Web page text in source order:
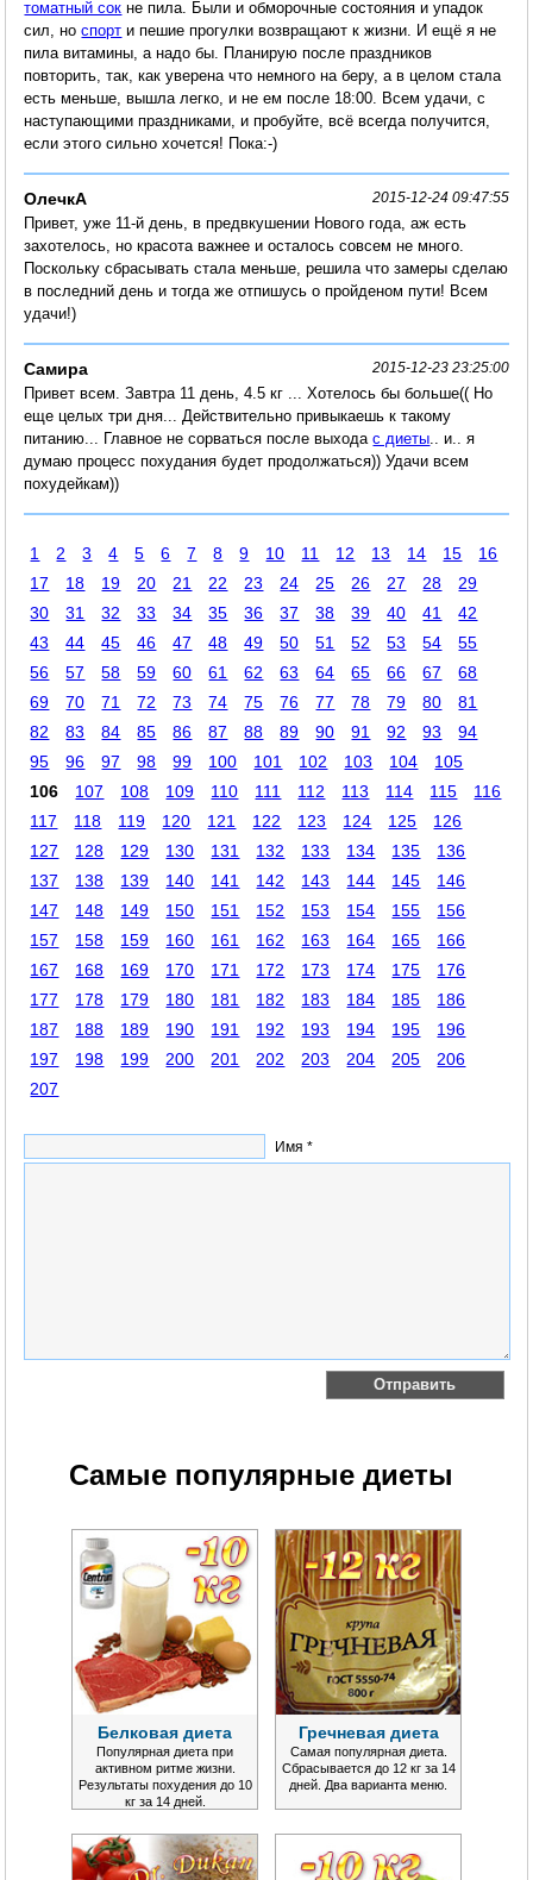
томатный сок не пила. Были и обморочные состояния и упадок
сил, носпорт и пешие прогулки возвращают к жизни. И ещё я не
пила витамины, а надо бы. Планирую после праздников
повторить, так, как уверена что немного на беру, а в целом стала
есть меньше, вышла легко, и не ем после 18:00. Всем удачи, с
наступающими праздниками, и пробуйте, всё всегда получится,
если этого сильно хочется! Пока:-)
ОлечкА 2015-12-24 09:47:55
Привет, уже 11-й день, в предвкушении Нового года, аж есть
захотелось, но красота важнее и осталось совсем не много.
Поскольку сбрасывать стала меньше, решила что замеры сделаю
в последний день и тогда же отпишусь о пройденом пути! Всем
удачи!)
Самира 2015-12-23 23:25:00
Привет всем. Завтра 11 день, 4.5 кг ... Хотелось бы больше(( Но
еще целых три дня... Действительно привыкаешь к такому
питанию... Главное не сорваться после выходас диеты .. и.. я
думаю процесс похудания будет продолжаться)) Удачи всем
похудейкам))
1 2 3 4 5 6 7 8 9 10 11 12 13 14 15
16
17
18 19 20 21 22 23 24 25 26 27 28
29
30
31 32 33 34 35 36 37 38 39 40 41
42
43
44 45 46 47 48 49 50 51 52 53 54
55
56
57 58 59 60 61 62 63 64 65 66 67
68
69
70 71 72 73 74 75 76 77 78 79 80
81
82
83 84 85 86 87 88 89 90 91 92 93
94
95
96 97 98 99 100 101 102 103 104
105
106
107 108 109 110 111 112 113 114 115
116
117
118 119 120 121 122 123 124 125
126
127
128 129 130 131 132 133 134 135
136
137
138 139 140 141 142 143 144 145
146
147
148 149 150 151 152 153 154 155
156
157
158 159 160 161 162 163 164 165
166
167
168 169 170 171 172 173 174 175
176
177
178 179 180 181 182 183 184 185
186
187
188 189 190 191 192 193 194 195
196
197
198 199 200 201 202 203 204 205
206
207
Имя *
Самые популярные диеты
Белковая диета
Популярная диета при
активном ритме жизни.
Результаты похудения до 10
кг за 14 дней.
Гречневая диета
Самая популярная диета.
Сбрасывается до 12 кг за 14
дней. Два варианта меню.